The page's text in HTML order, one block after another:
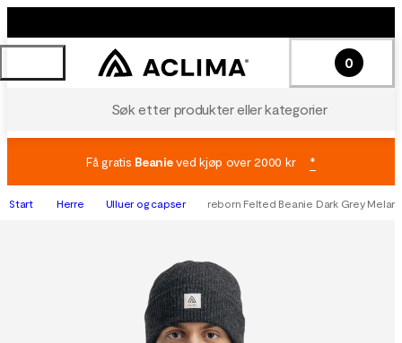
Søk etter produkter eller kategorier
0
Få gratis Beanieved kjøp over 2000 kr *
Start Herre Ulluer og capser reborn Felted Beanie Dark Grey